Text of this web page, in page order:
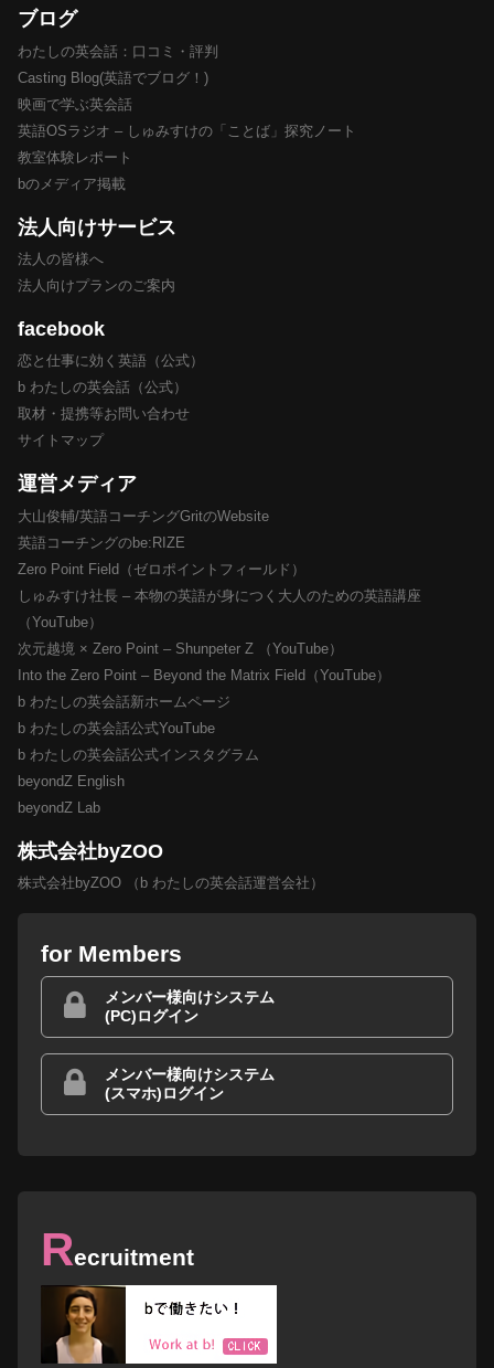
ブログ
わたしの英会話：口コミ・評判
Casting Blog(英語でブログ！)
映画で学ぶ英会話
英語OSラジオ – しゅみすけの「ことば」探究ノート
教室体験レポート
bのメディア掲載
法人向けサービス
法人の皆様へ
法人向けプランのご案内
facebook
恋と仕事に効く英語（公式）
b わたしの英会話（公式）
取材・提携等お問い合わせ
サイトマップ
運営メディア
大山俊輔/英語コーチングGritのWebsite
英語コーチングのbe:RIZE
Zero Point Field（ゼロポイントフィールド）
しゅみすけ社長 – 本物の英語が身につく大人のための英語講座
（YouTube）
次元越境 × Zero Point – Shunpeter Z （YouTube）
Into the Zero Point – Beyond the Matrix Field（YouTube）
b わたしの英会話新ホームページ
b わたしの英会話公式YouTube
b わたしの英会話公式インスタグラム
beyondZ English
beyondZ Lab
株式会社byZOO
株式会社byZOO （b わたしの英会話運営会社）
for Members
メンバー様向けシステム
(PC)ログイン
メンバー様向けシステム
(スマホ)ログイン
Recruitment